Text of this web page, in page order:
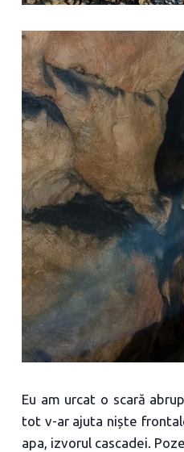
Eu am urcat o scară
tot v-ar ajuta niște
apa, izvorul cascadei.